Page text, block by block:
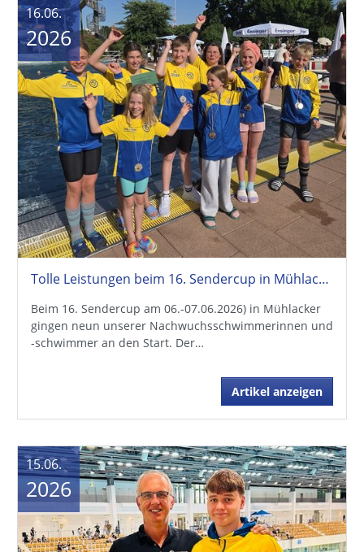
Tolle Leistungen beim 16. Sendercup in Mühlacker
Beim 16. Sendercup am 06.-07.06.2026) in Mühlacker
gingen neun unserer Nachwuchsschwimmerinnen und
-schwimmer an den Start. Der…
Artikel anzeigen
16.06.
2026
15.06.
2026